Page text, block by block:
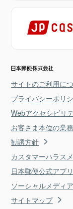
サイトのご利用に
プライバシーポリ
Webアクセシビリ
お客さま本位の業
勧誘方針
カスタマーハラス
日本郵便公式アプ
ソーシャルメディア
サイトマップ